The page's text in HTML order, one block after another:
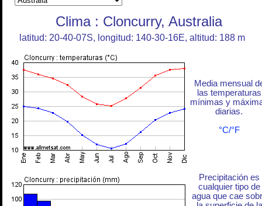
Clima : Cloncurry, Australia
latitud: 20-40-07S, longitud: 140-30-16E, altitud: 188 m
Media mensual
las temperaturas
mínimas y
diarias.
°C/°F
Precipitación es
cualquier tipo de
agua que cae